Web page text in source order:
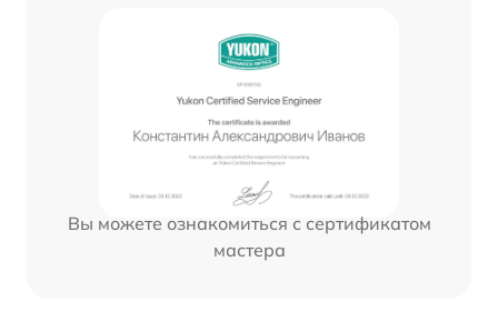
Вы можете ознакомиться с сертификатом
мастера